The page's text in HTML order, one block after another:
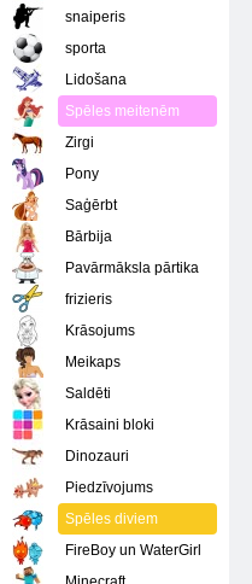
snaiperis
sporta
Lidošana
Spēles meitenēm
Zirgi
Pony
Saģērbt
Bārbija
Pavārmāksla pārtika
frizieris
Krāsojums
Meikaps
Saldēti
Krāsaini bloki
Dinozauri
Piedzīvojums
Spēles diviem
FireBoy un WaterGirl